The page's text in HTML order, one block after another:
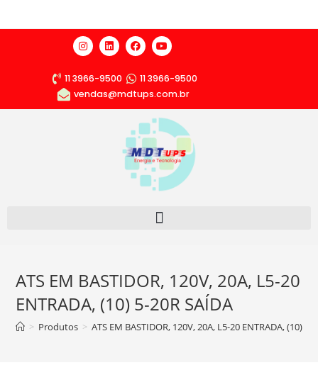
11 3966-9500
11 3966-9500
vendas@mdtups.com.br
ATS EM BASTIDOR, 120V, 20A, L5-20
ENTRADA, (10) 5-20R SAÍDA
> Produtos > ATS EM BASTIDOR, 120V, 20A, L5-20 ENTRADA, (10) 5-